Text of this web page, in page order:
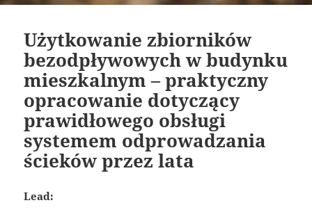
Użytkowanie zbiorników
bezodpływowych w budynku
mieszkalnym – praktyczny
opracowanie dotyczący
prawidłowego obsługi
systemem odprowadzania
ścieków przez lata
Lead: